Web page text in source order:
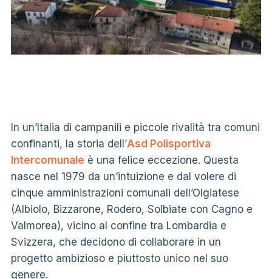
In un’Italia di campanili e piccole rivalità tra comuni
confinanti, la storia dell’Asd Polisportiva
Intercomunale è una felice eccezione. Questa
nasce nel 1979 da un’intuizione e dal volere di
cinque amministrazioni comunali dell’Olgiatese
(Albiolo, Bizzarone, Rodero, Solbiate con Cagno e
Valmorea), vicino al confine tra Lombardia e
Svizzera, che decidono di collaborare in un
progetto ambizioso e piuttosto unico nel suo
genere.